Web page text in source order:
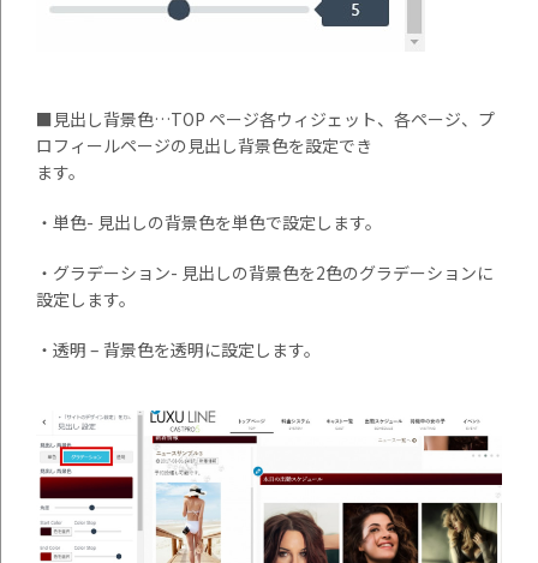
■見出し背景色…TOP ページ各ウィジェット、各ページ、プ
ロフィールページの見出し背景色を設定でき
ます。
・単色- 見出しの背景色を単色で設定します。
・グラデーション- 見出しの背景色を2色のグラデーションに
設定します。
・透明 – 背景色を透明に設定します。